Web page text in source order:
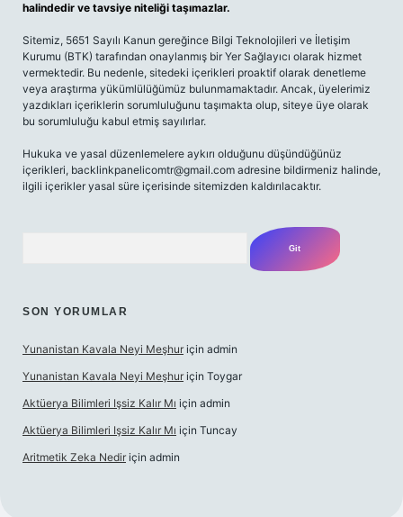
halindedir ve tavsiye niteliği taşımazlar.
Sitemiz, 5651 Sayılı Kanun gereğince Bilgi Teknolojileri ve İletişim
Kurumu (BTK) tarafından onaylanmış bir Yer Sağlayıcı olarak hizmet
vermektedir. Bu nedenle, sitedeki içerikleri proaktif olarak denetleme
veya araştırma yükümlülüğümüz bulunmamaktadır. Ancak, üyelerimiz
yazdıkları içeriklerin sorumluluğunu taşımakta olup, siteye üye olarak
bu sorumluluğu kabul etmiş sayılırlar.
Hukuka ve yasal düzenlemelere aykırı olduğunu düşündüğünüz
içerikleri, backlinkpanelicomtr@gmail.com adresine bildirmeniz halinde,
ilgili içerikler yasal süre içerisinde sitemizden kaldırılacaktır.
SON YORUMLAR
Yunanistan Kavala Neyi Meşhur için admin
Yunanistan Kavala Neyi Meşhur için Toygar
Aktüerya Bilimleri Işsiz Kalır Mı için admin
Aktüerya Bilimleri Işsiz Kalır Mı için Tuncay
Aritmetik Zeka Nedir için admin